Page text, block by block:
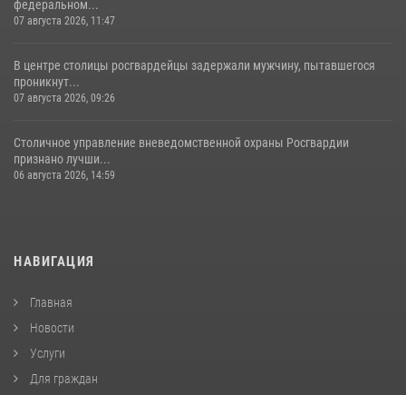
федеральном...
07 августа 2026, 11:47
В центре столицы росгвардейцы задержали мужчину, пытавшегося
проникнут...
07 августа 2026, 09:26
Столичное управление вневедомственной охраны Росгвардии
признано лучши...
06 августа 2026, 14:59
НАВИГАЦИЯ
Главная
Новости
Услуги
Для граждан